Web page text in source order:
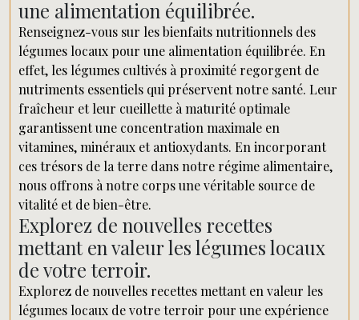
une alimentation équilibrée.
Renseignez-vous sur les bienfaits nutritionnels des
légumes locaux pour une alimentation équilibrée. En
effet, les légumes cultivés à proximité regorgent de
nutriments essentiels qui préservent notre santé. Leur
fraîcheur et leur cueillette à maturité optimale
garantissent une concentration maximale en
vitamines, minéraux et antioxydants. En incorporant
ces trésors de la terre dans notre régime alimentaire,
nous offrons à notre corps une véritable source de
vitalité et de bien-être.
Explorez de nouvelles recettes
mettant en valeur les légumes locaux
de votre terroir.
Explorez de nouvelles recettes mettant en valeur les
légumes locaux de votre terroir pour une expérience